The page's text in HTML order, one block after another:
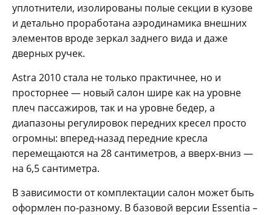
уплотнители, изолированы полые секции в кузове
и детально проработана аэродинамика внешних
элементов вроде зеркал заднего вида и даже
дверных ручек.
Astra 2010 стала не только практичнее, но и
просторнее — новый салон шире как на уровне
плеч пассажиров, так и на уровне бедер, а
диапазоны регулировок передних кресел просто
огромны: вперед-назад передние кресла
перемещаются на 28 сантиметров, а вверх-вниз —
на 6,5 сантиметра.
В зависимости от комплектации салон может быть
оформлен по-разному. В базовой версии Essentia –